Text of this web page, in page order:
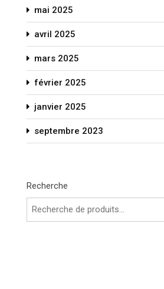
mai 2025
avril 2025
mars 2025
février 2025
janvier 2025
septembre 2023
Recherche